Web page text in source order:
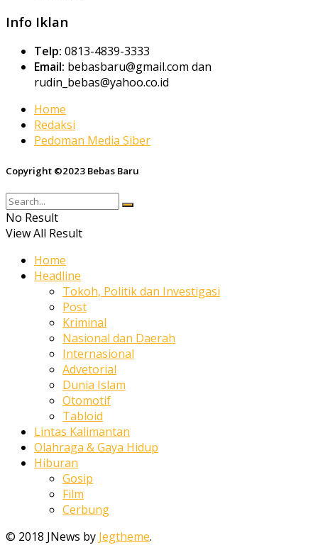
Info Iklan
Telp: 0813-4839-3333
Email: bebasbaru@gmail.com dan
rudin_bebas@yahoo.co.id
Home
Redaksi
Pedoman Media Siber
Copyright ©2023 Bebas Baru
No Result
View All Result
Home
Headline
Tokoh, Politik dan Investigasi
Post
Kriminal
Nasional dan Daerah
Internasional
Advetorial
Dunia Islam
Otomotif
Tabloid
Lintas Kalimantan
Olahraga & Gaya Hidup
Hiburan
Gosip
Film
Cerbung
© 2018 JNews by Jegtheme.